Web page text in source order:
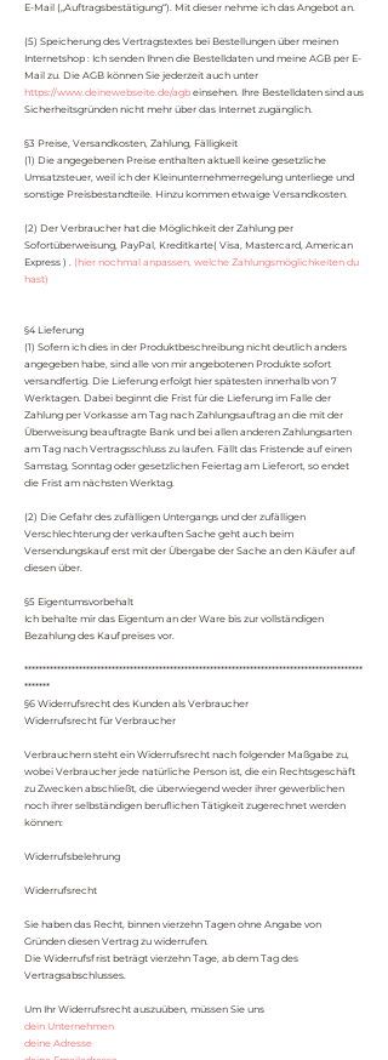
E-Mail („Auftragsbestätigung“). Mit dieser nehme ich das Angebot an.
(5) Speicherung des Vertragstextes bei Bestellungen über meinen
Internetshop : Ich senden Ihnen die Bestelldaten und meine AGB per E-
Mail zu. Die AGB können Sie jederzeit auch unter
https://www.deinewebseite.de/agb einsehen. Ihre Bestelldaten sind aus
Sicherheitsgründen nicht mehr über das Internet zugänglich.
§3 Preise, Versandkosten, Zahlung, Fälligkeit
(1) Die angegebenen Preise enthalten aktuell keine gesetzliche
Umsatzsteuer, weil ich der Kleinunternehmerregelung unterliege und
sonstige Preisbestandteile. Hinzu kommen etwaige Versandkosten.
(2) Der Verbraucher hat die Möglichkeit der Zahlung per
Sofortüberweisung, PayPal, Kreditkarte( Visa, Mastercard, American
Express ) . (hier nochmal anpassen, welche Zahlungsmöglichkeiten du
hast)
§4 Lieferung
(1) Sofern ich dies in der Produktbeschreibung nicht deutlich anders
angegeben habe, sind alle von mir angebotenen Produkte sofort
versandfertig. Die Lieferung erfolgt hier spätesten innerhalb von 7
Werktagen. Dabei beginnt die Frist für die Lieferung im Falle der
Zahlung per Vorkasse am Tag nach Zahlungsauftrag an die mit der
Überweisung beauftragte Bank und bei allen anderen Zahlungsarten
am Tag nach Vertragsschluss zu laufen. Fällt das Fristende auf einen
Samstag, Sonntag oder gesetzlichen Feiertag am Lieferort, so endet
die Frist am nächsten Werktag.
(2) Die Gefahr des zufälligen Untergangs und der zufälligen
Verschlechterung der verkauften Sache geht auch beim
Versendungskauf erst mit der Übergabe der Sache an den Käufer auf
diesen über.
§5 Eigentumsvorbehalt
Ich behalte mir das Eigentum an der Ware bis zur vollständigen
Bezahlung des Kaufpreises vor.
*********************************************************************************************
*******
§6 Widerrufsrecht des Kunden als Verbraucher
Widerrufsrecht für Verbraucher
Verbrauchern steht ein Widerrufsrecht nach folgender Maßgabe zu,
wobei Verbraucher jede natürliche Person ist, die ein Rechtsgeschäft
zu Zwecken abschließt, die überwiegend weder ihrer gewerblichen
noch ihrer selbständigen beruflichen Tätigkeit zugerechnet werden
können:
Widerrufsbelehrung
Widerrufsrecht
Sie haben das Recht, binnen vierzehn Tagen ohne Angabe von
Gründen diesen Vertrag zu widerrufen.
Die Widerrufsfrist beträgt vierzehn Tage, ab dem Tag des
Vertragsabschlusses.
Um Ihr Widerrufsrecht auszuüben, müssen Sie uns
dein Unternehmen
deine Adresse